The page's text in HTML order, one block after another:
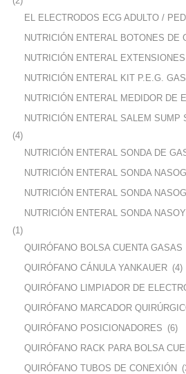
EL ELECTRODOS ECG ADULTO /
NUTRICIÓN ENTERAL BOTONES DE
NUTRICIÓN ENTERAL
NUTRICIÓN ENTERAL KIT P.E.G.
NUTRICIÓN ENTERAL MEDIDOR DE
NUTRICIÓN ENTERAL SALEM SUMP
(4)
NUTRICIÓN ENTERAL SONDA DE
NUTRICIÓN ENTERAL SONDA
NUTRICIÓN ENTERAL SONDA
NUTRICIÓN ENTERAL SONDA
(1)
QUIRÓFANO BOLSA CUENTA GASAS
QUIRÓFANO CÁNULA YANKAUER (4)
QUIRÓFANO LIMPIADOR DE
QUIRÓFANO MARCADOR
QUIRÓFANO POSICIONADORES (6)
QUIRÓFANO RACK PARA BOLSA
QUIRÓFANO TUBOS DE CONEXIÓN